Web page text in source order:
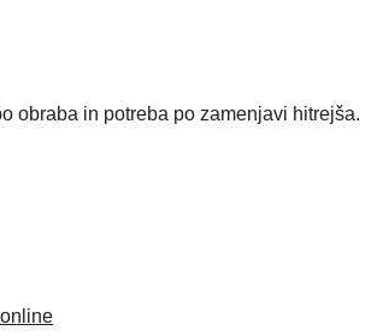
obraba in potreba po zamenjavi hitrejša.